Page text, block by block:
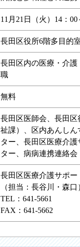
11月21日（火）14：00
長田区役所6階多目的
長田区内の医療・介護
職
無料
長田区医師会、長田区
祉課）、区内あんしん
ター、長田区医療介護
ター、病病連携連絡会
長田区医療介護サポー
（担当：長谷川・森口
TEL：641-5661
FAX：641-5662